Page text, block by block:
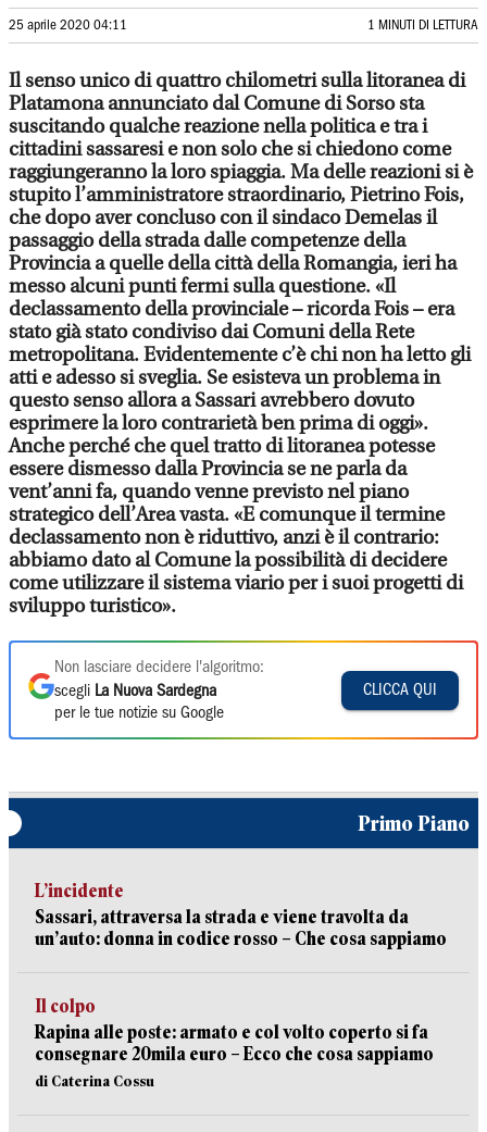
25 aprile 2020 04:11 1 MINUTI DI LETTURA
Il senso unico di quattro chilometri sulla litoranea di
Platamona annunciato dal Comune di Sorso sta
suscitando qualche reazione nella politica e tra i
cittadini sassaresi e non solo che si chiedono come
raggiungeranno la loro spiaggia. Ma delle reazioni si è
stupito l’amministratore straordinario, Pietrino Fois,
che dopo aver concluso con il sindaco Demelas il
passaggio della strada dalle competenze della
Provincia a quelle della città della Romangia, ieri ha
messo alcuni punti fermi sulla questione.«Il
declassamento della provinciale – ricorda Fois – era
stato già stato condiviso dai Comuni della Rete
metropolitana. Evidentemente c’è chi non ha letto gli
atti e adesso si sveglia. Se esisteva un problema in
questo senso allora a Sassari avrebbero dovuto
esprimere la loro contrarietà ben prima di oggi».
Anche perché che quel tratto di litoranea potesse
essere dismesso dalla Provincia se ne parla da
vent’anni fa, quando venne previsto nel piano
strategico dell’Area vasta. «E comunque il termine
declassamento non è riduttivo, anzi è il contrario:
abbiamo dato al Comune la possibilità di decidere
come utilizzare il sistema viario per i suoi progetti di
sviluppo turistico».
Non lasciare decidere l'algoritmo:
scegli La Nuova Sardegna
per le tue notizie su Google
CLICCA QUI
Primo Piano
L’incidente
Sassari, attraversa la strada e viene travolta da
un’auto: donna in codice rosso – Che cosa sappiamo
Il colpo
Rapina alle poste: armato e col volto coperto si fa
consegnare 20mila euro – Ecco che cosa sappiamo
di Caterina Cossu